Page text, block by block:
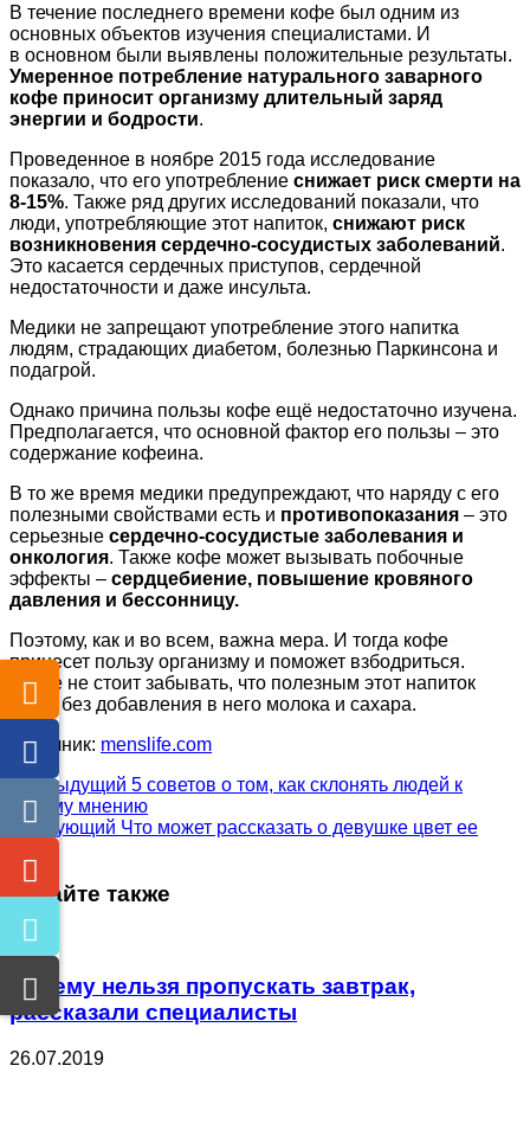
В течение последнего времени кофе был одним из
основных объектов изучения специалистами. И
в основном были выявлены положительные результаты.
Умеренное потребление натурального заварного
кофе приносит организму длительный заряд
энергии и бодрости.
Проведенное в ноябре 2015 года исследование
показало, что его употребление снижает риск смерти на
8-15%. Также ряд других исследований показали, что
люди, употребляющие этот напиток, снижают риск
возникновения сердечно-сосудистых заболеваний.
Это касается сердечных приступов, сердечной
недостаточности и даже инсульта.
Медики не запрещают употребление этого напитка
людям, страдающих диабетом, болезнью Паркинсона и
подагрой.
Однако причина пользы кофе ещё недостаточно изучена.
Предполагается, что основной фактор его пользы – это
содержание кофеина.
В то же время медики предупреждают, что наряду с его
полезными свойствами есть и противопоказания – это
серьезные сердечно-сосудистые заболевания и
онкология. Также кофе может вызывать побочные
эффекты – сердцебиение, повышение кровяного
давления и бессонницу.
Поэтому, как и во всем, важна мера. И тогда кофе
принесет пользу организму и поможет взбодриться.
Также не стоит забывать, что полезным этот напиток
будет без добавления в него молока и сахара.
Источник: menslife.com
Предыдущий 5 советов о том, как склонять людей к
своему мнению
Следующий Что может рассказать о девушке цвет ее
Читайте также
Почему нельзя пропускать завтрак,
рассказали специалисты
26.07.2019